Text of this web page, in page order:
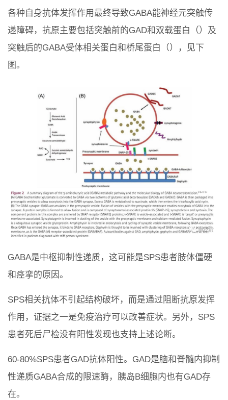
各种自身抗体发挥作用最终导致GABA能神经元突触传
递障碍，抗原主要包括突触前的GAD和双载蛋白（）及
突触后的GABA受体相关蛋白和桥尾蛋白（），见下
图。
GABA是中枢抑制性递质，这可能是SPS患者肢体僵硬
和痉挛的原因。
SPS相关抗体不引起结构破坏，而是通过阻断抗原发挥
作用，证据之一是免疫治疗可以改善症状。另外，SPS
患者死后尸检没有阳性发现也支持上述论断。
60-80%SPS患者GAD抗体阳性。GAD是脑和脊髓内抑制
性递质GABA合成的限速酶，胰岛B细胞内也有GAD存
在。